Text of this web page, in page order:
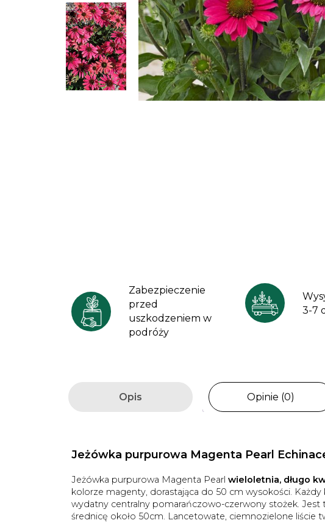
Zabezpieczenie
przed
uszkodzeniem w
podróży
3-7
Opis Opinie (0)
Jeżówka purpurowa Magenta Pearl
Jeżówka purpurowa Magenta Pearl wieloletnia, długo
kolorze magenty, dorastająca do 50 cm wysokości.
wydatny centralny pomarańczowo-czerwony stożek. Jest
średnicę około 50cm. Lancetowate, ciemnozielone liście